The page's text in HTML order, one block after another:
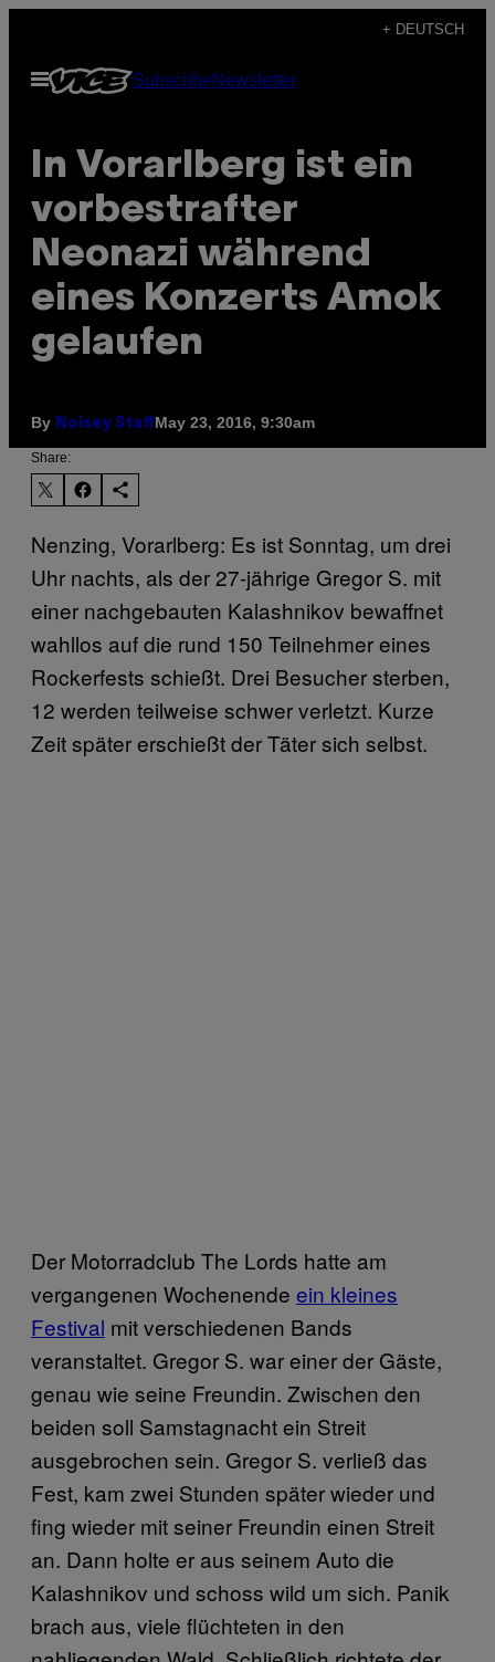
content
+ DEUTSCH
Open
Menu
SubscribeNewsletter
In Vorarlberg ist ein
vorbestrafter
Neonazi während
eines Konzerts Amok
gelaufen
By Noisey StaffMay 23, 2016, 9:30am
Share:
Nenzing, Vorarlberg: Es ist Sonntag, um drei
Uhr nachts, als der 27-jährige Gregor S. mit
einer nachgebauten Kalashnikov bewaffnet
wahllos auf die rund 150 Teilnehmer eines
Rockerfests schießt. Drei Besucher sterben,
12 werden teilweise schwer verletzt. Kurze
Zeit später erschießt der Täter sich selbst.
Der Motorradclub The Lords hatte am
vergangenen Wochenende ein kleines
Festival mit verschiedenen Bands
veranstaltet. Gregor S. war einer der Gäste,
genau wie seine Freundin. Zwischen den
beiden soll Samstagnacht ein Streit
ausgebrochen sein. Gregor S. verließ das
Fest, kam zwei Stunden später wieder und
fing wieder mit seiner Freundin einen Streit
an. Dann holte er aus seinem Auto die
Kalashnikov und schoss wild um sich. Panik
brach aus, viele flüchteten in den